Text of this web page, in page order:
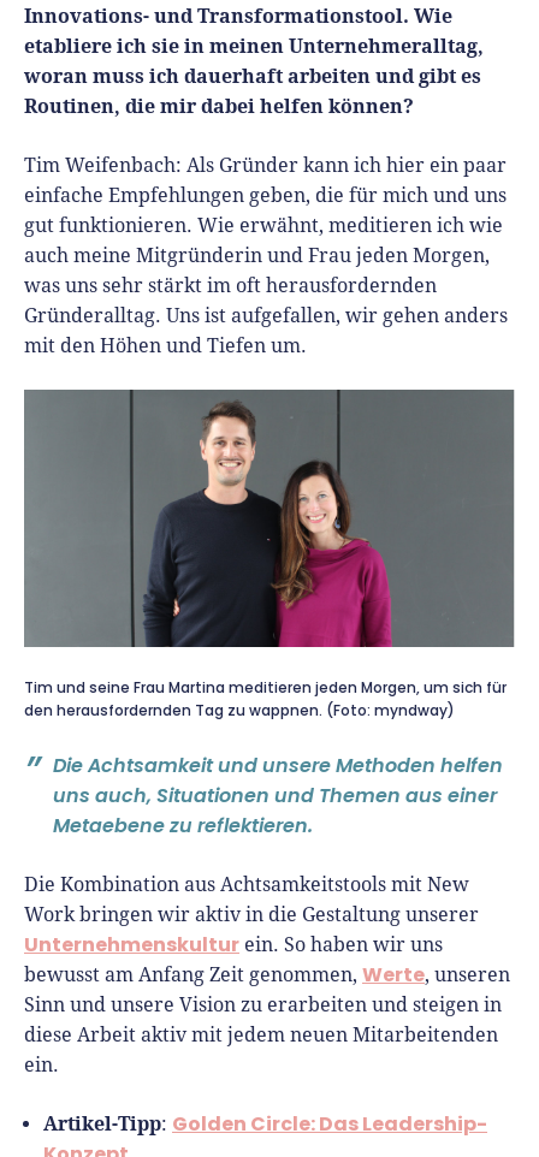
Innovations- und Transformationstool. Wie
etabliere ich sie in meinen Unternehmeralltag,
woran muss ich dauerhaft arbeiten und gibt es
Routinen, die mir dabei helfen können?
Tim Weifenbach: Als Gründer kann ich hier ein paar
einfache Empfehlungen geben, die für mich und uns
gut funktionieren. Wie erwähnt, meditieren ich wie
auch meine Mitgründerin und Frau jeden Morgen,
was uns sehr stärkt im oft herausfordernden
Gründeralltag. Uns ist aufgefallen, wir gehen anders
mit den Höhen und Tiefen um.
Tim und seine Frau Martina meditieren jeden Morgen, um sich für
den herausfordernden Tag zu wappnen. (Foto: myndway)
Die Achtsamkeit und unsere Methoden helfen
uns auch, Situationen und Themen aus einer
Metaebene zu reflektieren.
Die Kombination aus Achtsamkeitstools mit New
Work bringen wir aktiv in die Gestaltung unserer
Unternehmenskultur ein. So haben wir uns
bewusst am Anfang Zeit genommen, Werte, unseren
Sinn und unsere Vision zu erarbeiten und steigen in
diese Arbeit aktiv mit jedem neuen Mitarbeitenden
ein.
Artikel-Tipp: Golden Circle: Das Leadership-